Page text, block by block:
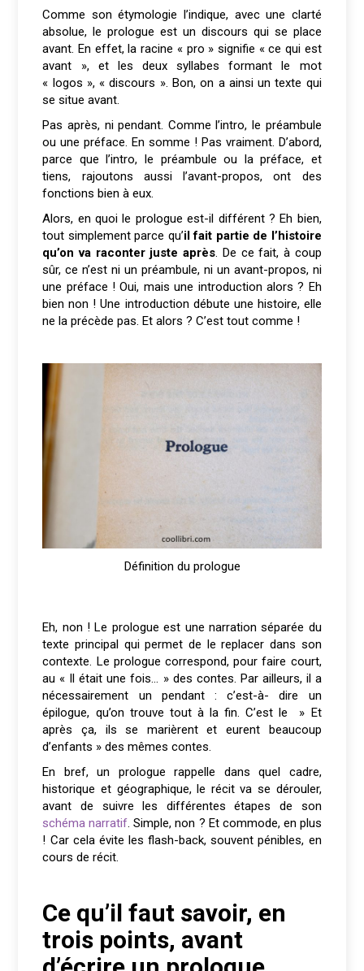
Comme son étymologie l’indique, avec une clarté
absolue, le prologue est un discours qui se place
avant. En effet, la racine « pro » signifie « ce qui est
avant », et les deux syllabes formant le mot
« logos », « discours ». Bon, on a ainsi un texte qui
se situe avant.
Pas après, ni pendant. Comme l’intro, le préambule
ou une préface. En somme ! Pas vraiment. D’abord,
parce que l’intro, le préambule ou la préface, et
tiens, rajoutons aussi l’avant-propos, ont des
fonctions bien à eux.
Alors, en quoi le prologue est-il différent ? Eh bien,
tout simplement parce qu’il fait partie de l’histoire
qu’on va raconter juste après . De ce fait, à coup
sûr, ce n’est ni un préambule, ni un avant-propos, ni
une préface ! Oui, mais une introduction alors ? Eh
bien non ! Une introduction débute une histoire, elle
ne la précède pas. Et alors ? C’est tout comme !
Définition du prologue
Eh, non ! Le prologue est une narration séparée du
texte principal qui permet de le replacer dans son
contexte. Le prologue correspond, pour faire court,
au « Il était une fois… » des contes. Par ailleurs, il a
nécessairement un pendant : c’est-à- dire un
épilogue, qu’on trouve tout à la fin. C’est le » Et
après ça, ils se marièrent et eurent beaucoup
d’enfants » des mêmes contes.
En bref, un prologue rappelle dans quel cadre,
historique et géographique, le récit va se dérouler,
avant de suivre les différentes étapes de son
schéma narratif. Simple, non ? Et commode, en plus
! Car cela évite les flash-back, souvent pénibles, en
cours de récit.
Ce qu’il faut savoir, en
trois points, avant